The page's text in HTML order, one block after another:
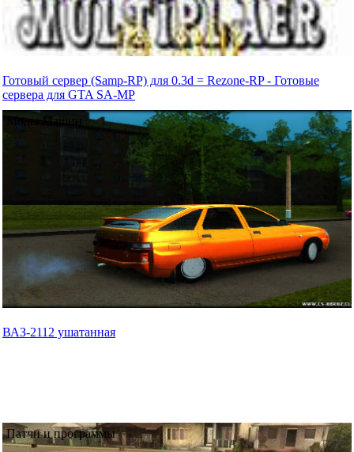
Готовый сервер (Samp-RP) для 0.3d = Rezone-RP - Готовые
сервера для GTA SA-MP
Моды Машин
ВАЗ-2112 ушатанная
Патчи и программы